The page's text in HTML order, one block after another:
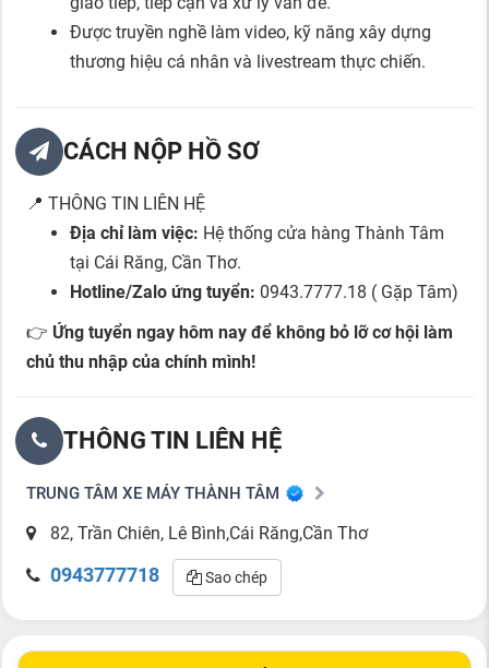
Được truyền nghề làm video, kỹ năng xây dựng
thương hiệu cá nhân và livestream thực chiến.
CÁCH NỘP HỒ SƠ
📍 THÔNG TIN LIÊN HỆ
Địa chỉ làm việc: Hệ thống cửa hàng Thành Tâm
tại Cái Răng, Cần Thơ.
Hotline/Zalo ứng tuyển: 0943.7777.18 ( Gặp Tâm)
👉 Ứng tuyển ngay hôm nay để không bỏ lỡ cơ hội làm
chủ thu nhập của chính mình!
THÔNG TIN LIÊN HỆ
TRUNG TÂM XE MÁY THÀNH TÂM
82, Trần Chiên, Lê Bình,Cái Răng,Cần Thơ
0943777718 Sao chép